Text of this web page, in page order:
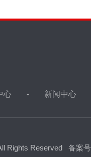
心 新闻中心
Rights Reserved 备案